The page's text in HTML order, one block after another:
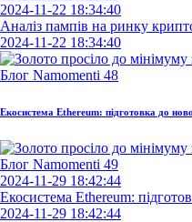
2024-11-22 18:34:40
Аналіз пампів на ринку
2024-11-22 18:34:40
Екосистема Ethereum: підготовка до
2024-11-29 18:42:44
Екосистема Ethereum:
2024-11-29 18:42:44